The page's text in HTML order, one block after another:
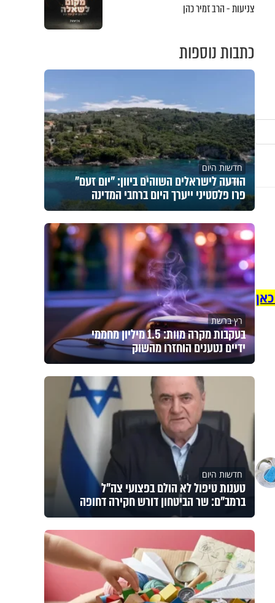
צניעות - הרב זמיר כהן
כתבות נוספות
חדשות היום
הודעה לישראלים השוהים ביוון: "יום זעם"
פרו פלסטיני ייערך היום ברחבי המדינה
רץ ברשת
בעקבות מקרה מוות: 1.5 מיליון מחממי
ידיים נטענים הוחזרו מהשוק
חדשות היום
טענות טיפול לא הולם בפצועי צה"ל
ברמב"ם: שר הביטחון דורש חקירה דחופה